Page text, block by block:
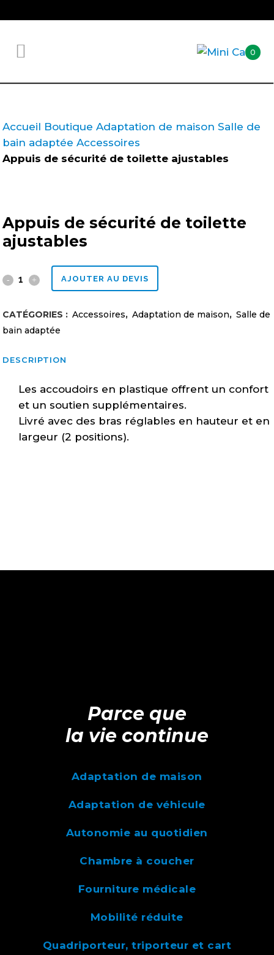
0
Accueil Boutique Adaptation de maison Salle de
bain adaptée Accessoires
Appuis de sécurité de toilette ajustables
Appuis de sécurité de toilette
ajustables
Appuis
sécurité
ajustables
quantity
AJOUTER AU DEVIS
CATÉGORIES : Accessoires, Adaptation de maison, Salle de
bain adaptée
DESCRIPTION
Les accoudoirs en plastique offrent un confort
et un soutien supplémentaires.
Livré avec des bras réglables en hauteur et en
largeur (2 positions).
Parce que
la vie continue
Adaptation de maison
Adaptation de véhicule
Autonomie au quotidien
Chambre à coucher
Fourniture médicale
Mobilité réduite
Quadriporteur, triporteur et cart